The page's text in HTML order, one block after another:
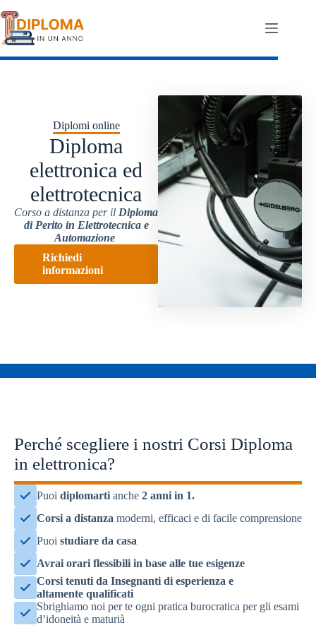
al
contenuto
Diplomi online
Diploma
elettronica ed
elettrotecnica
Corso a distanza per il Diploma
di Perito in Elettrotecnica e
Automazione
Richiedi
informazioni
Perché scegliere i nostri Corsi Diploma
in elettronica?
Puoi diplomarti anche 2 anni in 1.
Corsi a distanza moderni, efficaci e di facile comprensione
Puoi studiare da casa
Avrai orari flessibili in base alle tue esigenze
Corsi tenuti da Insegnanti di esperienza e
altamente qualificati
Sbrighiamo noi per te ogni pratica burocratica per gli esami
d’idoneità e maturià